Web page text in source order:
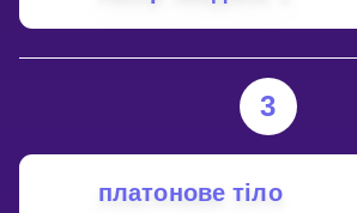
3
платонове тіло